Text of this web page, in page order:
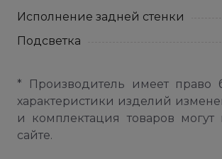
Исполнение задней стенки
Подсветка
* Производитель имеет право
характеристики изделий
и комплектация товаров могут
сайте.